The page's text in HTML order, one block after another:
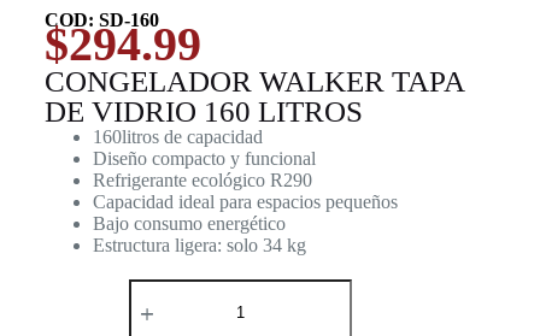
COD: SD-160
$294.99
CONGELADOR WALKER TAPA
DE VIDRIO 160 LITROS
160litros de capacidad
Diseño compacto y funcional
Refrigerante ecológico R290
Capacidad ideal para espacios pequeños
Bajo consumo energético
Estructura ligera: solo 34 kg